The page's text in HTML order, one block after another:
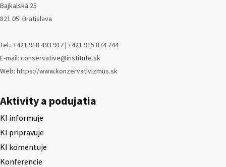
Bajkalská 25
821 05 Bratislava
Tel.: +421 918 493 917 | +421 915 874 744
E-mail: conservative@institute.sk
Web: https://www.konzervativizmus.sk
Aktivity a podujatia
KI informuje
KI pripravuje
KI komentuje
Konferencie